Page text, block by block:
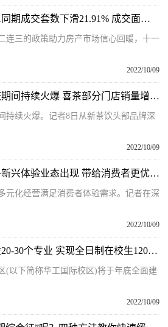
国庆广州新房同比2021同期成交套数下滑21.91% 成交面积跌20.8%
连三的政策助力房产市场信心回暖，十一
2022/10/09
新茶饮消费在今年国庆期间持续火爆 喜茶部分门店销量增幅近300%
持续火爆。记者8日从新茶饮头部品牌深
2022/10/09
购物中心未来将有更多新兴体验业态出现 带给消费者更优质的购物体验
元化经营满足消费者体验需求。记者在深
2022/10/09
华工国际校区计划开设20-30个专业 实现全日制在校生12000人办学规模
(以下简称华工国际校区)将于年底全面建
2022/10/09